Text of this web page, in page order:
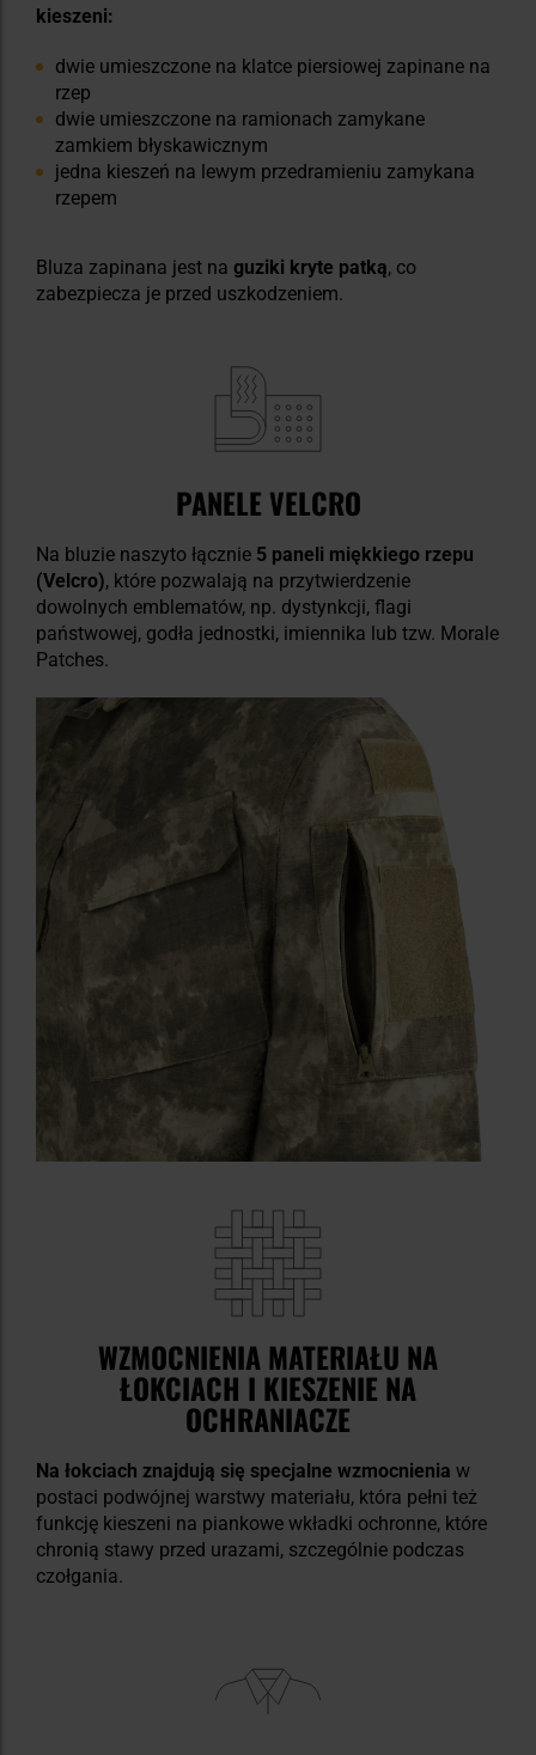
kieszeni:
dwie umieszczone na klatce piersiowej zapinane na
rzep
dwie umieszczone na ramionach zamykane
zamkiem błyskawicznym
jedna kieszeń na lewym przedramieniu zamykana
rzepem
Bluza zapinana jest na guziki kryte patką, co
zabezpiecza je przed uszkodzeniem.
PANELE VELCRO
Na bluzie naszyto łącznie 5 paneli miękkiego rzepu
(Velcro), które pozwalają na przytwierdzenie
dowolnych emblematów, np. dystynkcji, flagi
państwowej, godła jednostki, imiennika lub tzw. Morale
Patches.
WZMOCNIENIA MATERIAŁU NA
ŁOKCIACH I KIESZENIE NA
OCHRANIACZE
Na łokciach znajdują się specjalne wzmocnienia w
postaci podwójnej warstwy materiału, która pełni też
funkcję kieszeni na piankowe wkładki ochronne, które
chronią stawy przed urazami, szczególnie podczas
czołgania.